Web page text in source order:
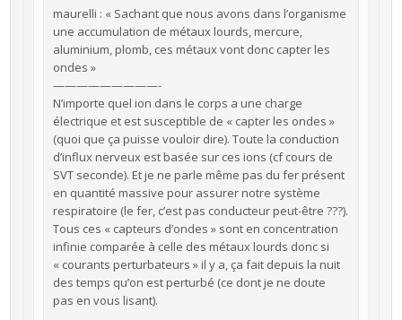
maurelli : « Sachant que nous avons dans l’organisme
une accumulation de métaux lourds, mercure,
aluminium, plomb, ces métaux vont donc capter les
ondes »
—————————-
N’importe quel ion dans le corps a une charge
électrique et est susceptible de « capter les ondes »
(quoi que ça puisse vouloir dire). Toute la conduction
d’influx nerveux est basée sur ces ions (cf cours de
SVT seconde). Et je ne parle même pas du fer présent
en quantité massive pour assurer notre système
respiratoire (le fer, c’est pas conducteur peut-être ???).
Tous ces « capteurs d’ondes » sont en concentration
infinie comparée à celle des métaux lourds donc si
« courants perturbateurs » il y a, ça fait depuis la nuit
des temps qu’on est perturbé (ce dont je ne doute
pas en vous lisant).